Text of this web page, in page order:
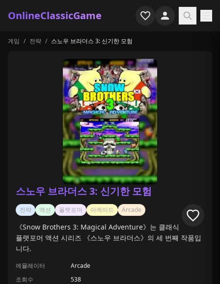
OnlineClassicGame
홈
게임 특집
최근 플레이
게임 / 전략 / 스노우 브라더스 3: 신기한 모험
스노우 브라더스 3: 신기한 모험
전략 액션 플랫포머 아케이드 Arcade
《Snow Brothers 3: Magical Adventure》는 클래식
플랫포머 액션 시리즈 《스노우 브라더스》의 세 번째 작품입
니다.
에뮬레이터
Arcade
조회수
538